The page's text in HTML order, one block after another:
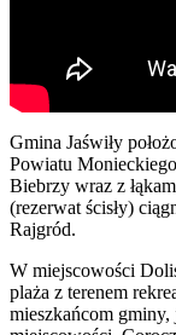
Gmina Jaświły
Powiatu
Biebrzy wraz z
(rezerwat ścisły)
Rajgród.
W miejscowości
plaża z terenem
mieszkańcom